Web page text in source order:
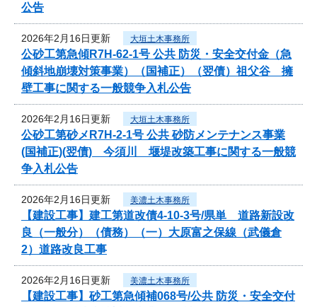
公告
2026年2月16日更新 大垣土木事務所
公砂工第急傾R7H-62-1号 公共 防災・安全交付金（急
傾斜地崩壊対策事業）（国補正）（翌債）祖父谷 擁
壁工事に関する一般競争入札公告
2026年2月16日更新 大垣土木事務所
公砂工第砂メR7H-2-1号 公共 砂防メンテナンス事業
(国補正)(翌債) 今須川 堰堤改築工事に関する一般競
争入札公告
2026年2月16日更新 美濃土木事務所
【建設工事】建工第道改債4-10-3号/県単 道路新設改
良（一般分）（債務）（一）大原富之保線（武儀倉
2）道路改良工事
2026年2月16日更新 美濃土木事務所
【建設工事】砂工第急傾補068号/公共 防災・安全交付